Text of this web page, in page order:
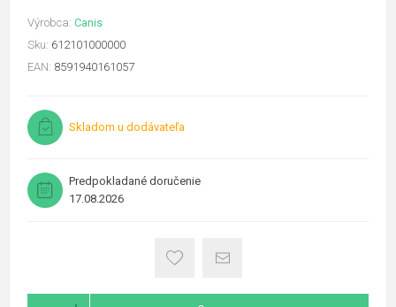
Výrobca: Canis
Sku: 612101000000
EAN: 8591940161057
Skladom u dodávateľa
Predpokladané doručenie
17.08.2026